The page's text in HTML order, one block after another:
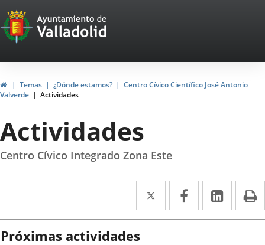
Portal
Web
del
Ayuntamiento
de
Valladolid
HomeTemas ¿Dónde estamos?
Centro Cívico Científico José Antonio
Valverde
Actividades
Actividades
Centro Cívico Integrado Zona Este
Twitter
Enlace
a
Facebook
Enlace
a
Enlace
a
Próximas actividades